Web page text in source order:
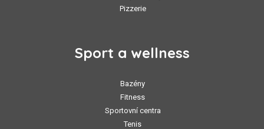
Pizzerie
Sport a wellness
Bazény
Fitness
Sportovní centra
Tenis